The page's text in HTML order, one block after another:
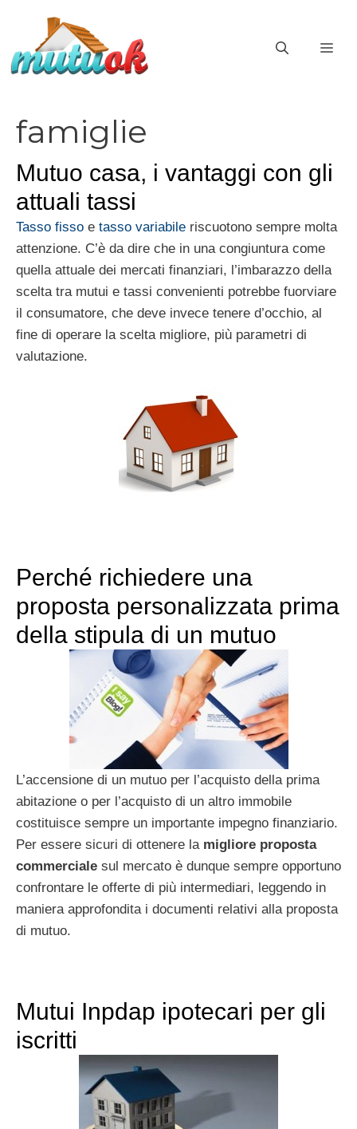
contenuto
famiglie
Mutuo casa, i vantaggi con gli
attuali tassi
Tasso fisso e tasso variabile riscuotono sempre molta
attenzione. C’è da dire che in una congiuntura come
quella attuale dei mercati finanziari, l’imbarazzo della
scelta tra mutui e tassi convenienti potrebbe fuorviare
il consumatore, che deve invece tenere d’occhio, al
fine di operare la scelta migliore, più parametri di
valutazione.
Perché richiedere una
proposta personalizzata prima
della stipula di un mutuo
L’accensione di un mutuo per l’acquisto della prima
abitazione o per l’acquisto di un altro immobile
costituisce sempre un importante impegno finanziario.
Per essere sicuri di ottenere la migliore proposta
commerciale sul mercato è dunque sempre opportuno
confrontare le offerte di più intermediari, leggendo in
maniera approfondita i documenti relativi alla proposta
di mutuo.
Mutui Inpdap ipotecari per gli
iscritti